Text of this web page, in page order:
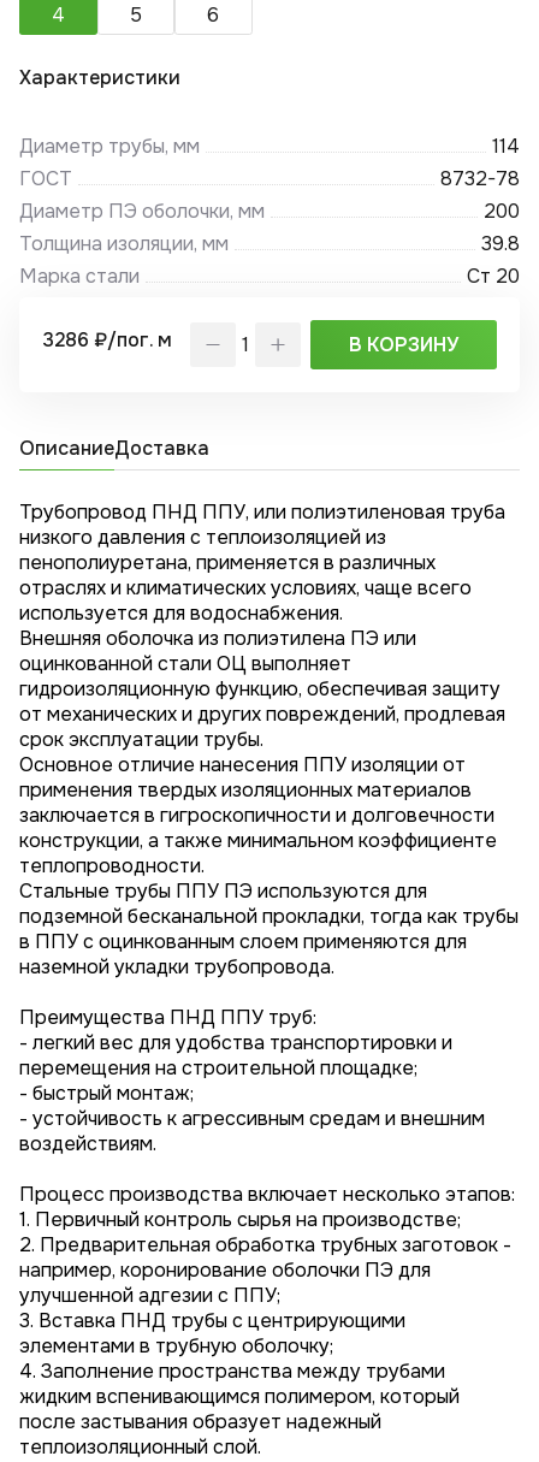
4
5 6
Характеристики
Диаметр трубы, мм
114
ГОСТ
8732-78
Диаметр ПЭ оболочки, мм
200
Толщина изоляции, мм
39.8
Марка стали
Ст 20
3286 ₽/пог. м В КОРЗИНУ
ОписаниеДоставка
Трубопровод ПНД ППУ, или полиэтиленовая труба
низкого давления с теплоизоляцией из
пенополиуретана, применяется в различных
отраслях и климатических условиях, чаще всего
используется для водоснабжения.
Внешняя оболочка из полиэтилена ПЭ или
оцинкованной стали ОЦ выполняет
гидроизоляционную функцию, обеспечивая защиту
от механических и других повреждений, продлевая
срок эксплуатации трубы.
Основное отличие нанесения ППУ изоляции от
применения твердых изоляционных материалов
заключается в гигроскопичности и долговечности
конструкции, а также минимальном коэффициенте
теплопроводности.
Стальные трубы ППУ ПЭ используются для
подземной бесканальной прокладки, тогда как трубы
в ППУ с оцинкованным слоем применяются для
наземной укладки трубопровода.
Преимущества ПНД ППУ труб:
- легкий вес для удобства транспортировки и
перемещения на строительной площадке;
- быстрый монтаж;
- устойчивость к агрессивным средам и внешним
воздействиям.
Процесс производства включает несколько этапов:
1. Первичный контроль сырья на производстве;
2. Предварительная обработка трубных заготовок -
например, коронирование оболочки ПЭ для
улучшенной адгезии с ППУ;
3. Вставка ПНД трубы с центрирующими
элементами в трубную оболочку;
4. Заполнение пространства между трубами
жидким вспенивающимся полимером, который
после застывания образует надежный
теплоизоляционный слой.